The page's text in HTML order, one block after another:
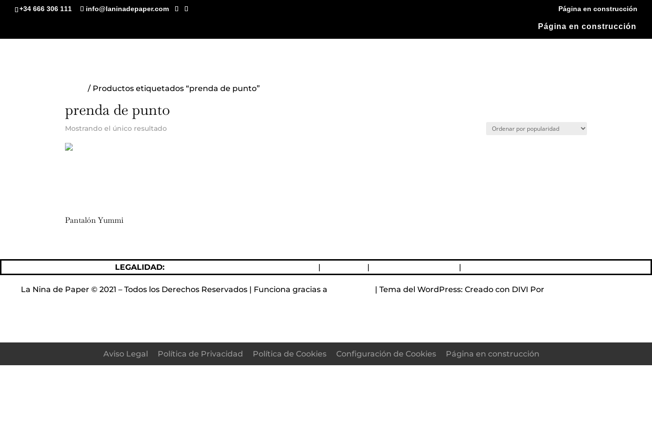
+34 666 306 111 info@laninadepaper.com Página en construcción
Página en construcción
/ Productos etiquetados “prenda de punto”
prenda de punto
Mostrando el único resultado
Pantalón Yummi
LEGALIDAD: | | |
La Nina de Paper © 2021 – Todos los Derechos Reservados | Funciona gracias a | Tema del WordPress: Creado con DIVI Por
Aviso Legal Política de Privacidad Política de Cookies Configuración de Cookies Página en construcción